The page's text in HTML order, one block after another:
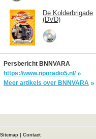
De Kolderbrigade
(DVD)
Persbericht BNNVARA
https://www.nporadio5.nl/
Meer artikels over BNNVARA
Sitemap
Contact